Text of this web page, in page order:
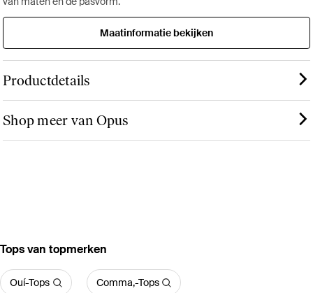
Maatinformatie bekijken
Productdetails
Shop meer van Opus
‪Tops‬ van topmerken
Ouí-Tops Comma,-Tops